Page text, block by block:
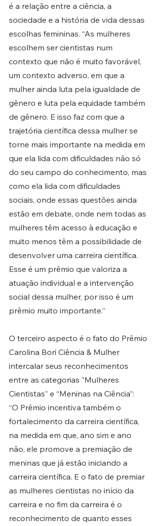
é a relação entre a ciência, a
sociedade e a história de vida dessas
escolhas femininas. “As mulheres
escolhem ser cientistas num
contexto que não é muito favorável,
um contexto adverso, em que a
mulher ainda luta pela igualdade de
gênero e luta pela equidade também
de gênero. E isso faz com que a
trajetória científica dessa mulher se
torne mais importante na medida em
que ela lida com dificuldades não só
do seu campo do conhecimento, mas
como ela lida com dificuldades
sociais, onde essas questões ainda
estão em debate, onde nem todas as
mulheres têm acesso à educação e
muito menos têm a possibilidade de
desenvolver uma carreira científica.
Esse é um prêmio que valoriza a
atuação individual e a intervenção
social dessa mulher, por isso é um
prêmio muito importante.”
O terceiro aspecto é o fato do Prêmio
Carolina Bori Ciência & Mulher
intercalar seus reconhecimentos
entre as categorias "Mulheres
Cientistas” e “Meninas na Ciência”:
“O Prêmio incentiva também o
fortalecimento da carreira científica,
na medida em que, ano sim e ano
não, ele promove a premiação de
meninas que já estão iniciando a
carreira científica. E o fato de premiar
as mulheres cientistas no início da
carreira e no fim da carreira é o
reconhecimento de quanto esses